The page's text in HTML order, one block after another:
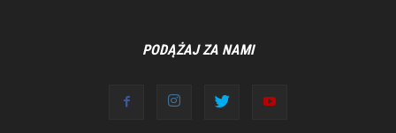
PODĄŻAJ ZA NAMI